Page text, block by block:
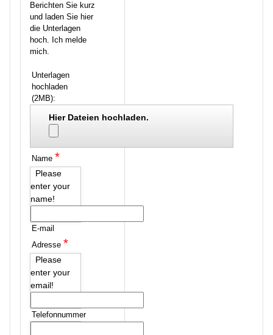
Berichten Sie kurz
und laden Sie hier
die Unterlagen
hoch. Ich melde
mich.
Unterlagen
hochladen
(2MB):
Hier Dateien hochladen.
Name *
Please
enter your
name!
E-mail
Adresse *
Please
enter your
email!
Telefonnummer